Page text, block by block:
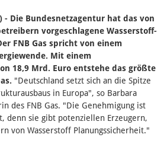
- Die Bundesnetzagentur hat das von
vorgeschlagene Wasserstoff-
FNB Gas spricht von einem
Mit einem
18,9 Mrd. Euro entstehe das größte
"Deutschland setzt sich an die Spitze
in Europa", so Barbara
des FNB Gas. "Die Genehmigung ist
denn sie gibt potenziellen Erzeugern,
von Wasserstoff Planungssicherheit."